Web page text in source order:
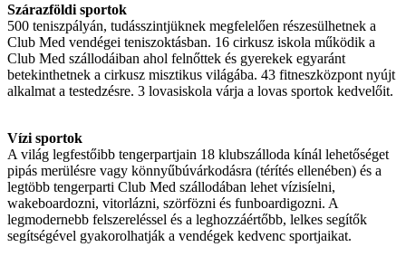
Szárazföldi sportok
500 teniszpályán, tudásszintjüknek megfelelően részesülhetnek a
Club Med vendégei teniszoktásban. 16 cirkusz iskola működik a
Club Med szállodáiban ahol felnőttek és gyerekek egyaránt
betekinthetnek a cirkusz misztikus világába. 43 fitneszközpont nyújt
alkalmat a testedzésre. 3 lovasiskola várja a lovas sportok kedvelőit.
Vízi sportok
A világ legfestőibb tengerpartjain 18 klubszálloda kínál lehetőséget
pipás merülésre vagy könnyűbúvárkodásra (térítés ellenében) és a
legtöbb tengerparti Club Med szállodában lehet vízisíelni,
wakeboardozni, vitorlázni, szörfözni és funboardigozni. A
legmodernebb felszereléssel és a leghozzáértőbb, lelkes segítők
segítségével gyakorolhatják a vendégek kedvenc sportjaikat.